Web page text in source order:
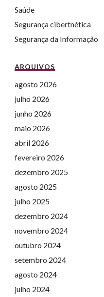
Saúde
Segurança cibertnética
Segurança da Informação
ARQUIVOS
agosto 2026
julho 2026
junho 2026
maio 2026
abril 2026
fevereiro 2026
dezembro 2025
agosto 2025
julho 2025
dezembro 2024
novembro 2024
outubro 2024
setembro 2024
agosto 2024
julho 2024